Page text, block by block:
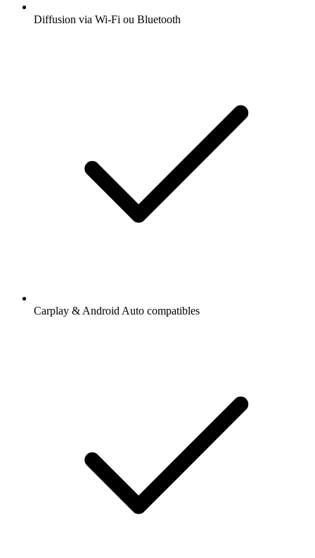
Diffusion via Wi-Fi ou Bluetooth
Carplay & Android Auto compatibles